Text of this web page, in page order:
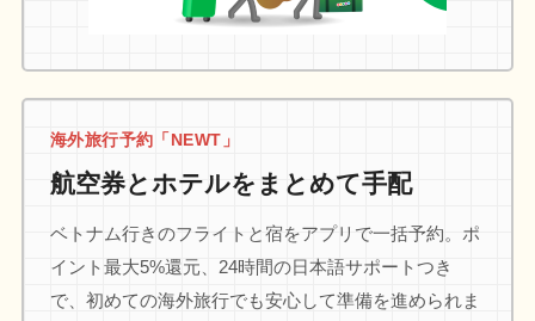
海外旅行予約「NEWT」
航空券とホテルをまとめて手配
ベトナム行きのフライトと宿をアプリで一括予約。ポ
イント最大5%還元、24時間の日本語サポートつき
で、初めての海外旅行でも安心して準備を進められま